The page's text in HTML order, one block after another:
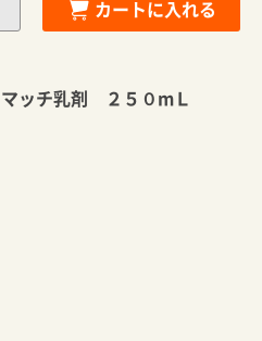
カートに入れる
マッチ乳剤 ２５０mＬ